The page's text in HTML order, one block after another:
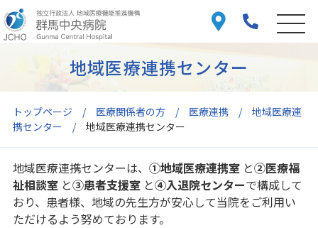
トップページ 医療関係者の方 医療連携
地域医療連
携センター
地域医療連携センター
地域医療連携センター
地域医療連携センターは、 ①地域医療連携室 と②医療福
祉相談室 と③患者支援室 と④入退院センターで構成して
おり、患者様、地域の先生方が安心して当院をご利用い
ただけるよう努めております。